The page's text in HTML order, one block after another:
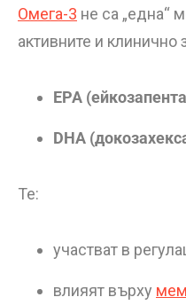
Омега-3 не са „една“
активните и
EPA
DHA
Те:
участват в
влияят върху